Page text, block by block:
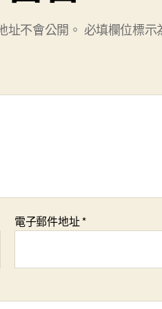
址不會公開。 必填欄位標
電子郵件地址*